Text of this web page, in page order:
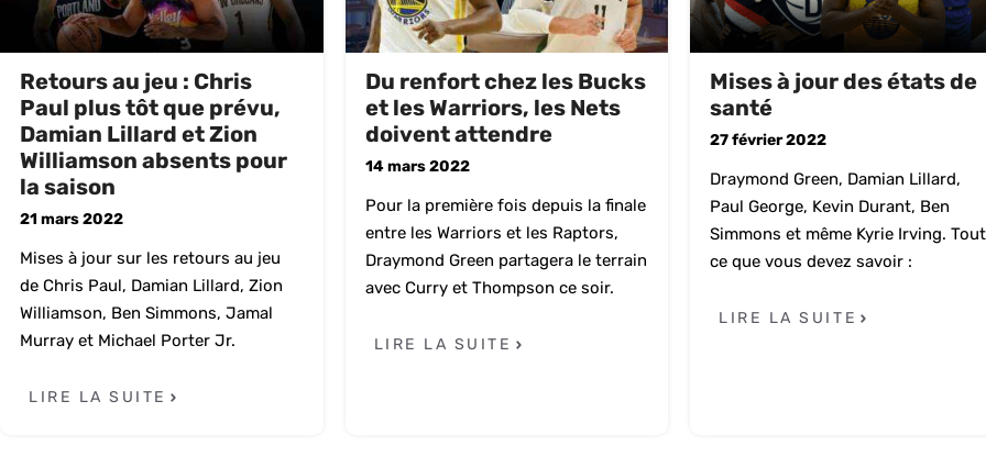
Retours au jeu : Chris
Paul plus tôt que prévu,
Damian Lillard et Zion
Williamson absents pour
la saison
21 mars 2022
Mises à jour sur les retours au jeu
de Chris Paul, Damian Lillard, Zion
Williamson, Ben Simmons, Jamal
Murray et Michael Porter Jr.
LIRE LA SUITE
Du renfort chez les Bucks
et les Warriors, les Nets
doivent attendre
14 mars 2022
Pour la première fois depuis la finale
entre les Warriors et les Raptors,
Draymond Green partagera le terrain
avec Curry et Thompson ce soir.
LIRE LA SUITE
Mises à jour des états de
santé
27 février 2022
Draymond Green, Damian Lillard,
Paul George, Kevin Durant, Ben
Simmons et même Kyrie Irving. Tout
ce que vous devez savoir :
LIRE LA SUITE